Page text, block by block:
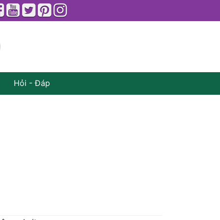
Hỏi - Đáp